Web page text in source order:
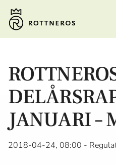
JANUARI –
2018-04-24, 08:00 -